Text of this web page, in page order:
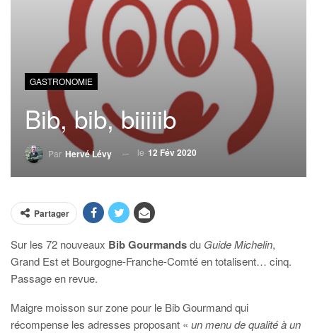
GASTRONOMIE
Bib, bib, biiiiib
Par Hervé Lévy le 12 Fév 2020
Partager
Sur les 72 nouveaux Bib Gourmandsdu Guide Michelin,
Grand Est et Bourgogne-Franche-Comté en totalisent… cinq.
Passage en revue.
Maigre moisson sur zone pour le Bib Gourmand qui
récompense les adresses proposant « un menu de qualité à un